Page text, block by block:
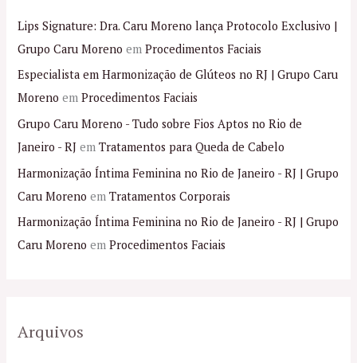
Lips Signature: Dra. Caru Moreno lança Protocolo Exclusivo |
Grupo Caru Moreno emProcedimentos Faciais
Especialista em Harmonização de Glúteos no RJ | Grupo Caru
Moreno emProcedimentos Faciais
Grupo Caru Moreno - Tudo sobre Fios Aptos no Rio de
Janeiro - RJ emTratamentos para Queda de Cabelo
Harmonização Íntima Feminina no Rio de Janeiro - RJ | Grupo
Caru Moreno emTratamentos Corporais
Harmonização Íntima Feminina no Rio de Janeiro - RJ | Grupo
Caru Moreno emProcedimentos Faciais
Arquivos